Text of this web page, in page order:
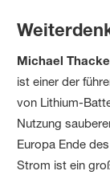
Michael
ist einer der
von Lithium-
Nutzung
Europa Ende
Strom ist ein